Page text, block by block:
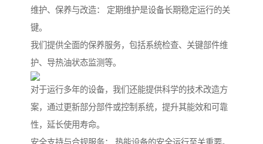
维护、保养与改造： 定期维护是设备长期稳定运行的关
键。
我们提供全面的保养服务，包括系统检查、关键部件维
护、导热油状态监测等。
对于运行多年的设备，我们还能提供科学的技术改造方
案，通过更新部分部件或控制系统，提升其能效和可靠
性，延长使用寿命。